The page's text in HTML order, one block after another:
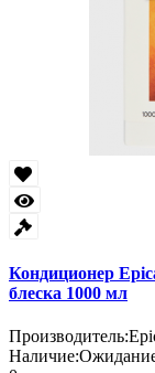
Кондиционер
блеска 1000 мл
Производитель:
Наличие: